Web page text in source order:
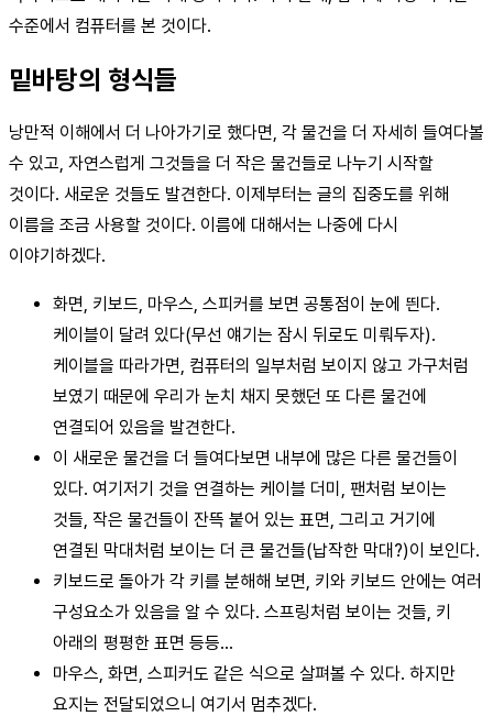
수준에서 컴퓨터를 본 것이다.
밑바탕의 형식들
낭만적 이해에서 더 나아가기로 했다면, 각 물건을 더 자세히 들여다볼
수 있고, 자연스럽게 그것들을 더 작은 물건들로 나누기 시작할
것이다. 새로운 것들도 발견한다. 이제부터는 글의 집중도를 위해
이름을 조금 사용할 것이다. 이름에 대해서는 나중에 다시
이야기하겠다.
화면, 키보드, 마우스, 스피커를 보면 공통점이 눈에 띈다.
케이블이 달려 있다(무선 얘기는 잠시 뒤로도 미뤄두자).
케이블을 따라가면, 컴퓨터의 일부처럼 보이지 않고 가구처럼
보였기 때문에 우리가 눈치 채지 못했던 또 다른 물건에
연결되어 있음을 발견한다.
이 새로운 물건을 더 들여다보면 내부에 많은 다른 물건들이
있다. 여기저기 것을 연결하는 케이블 더미, 팬처럼 보이는
것들, 작은 물건들이 잔뜩 붙어 있는 표면, 그리고 거기에
연결된 막대처럼 보이는 더 큰 물건들(납작한 막대?)이 보인다.
키보드로 돌아가 각 키를 분해해 보면, 키와 키보드 안에는 여러
구성요소가 있음을 알 수 있다. 스프링처럼 보이는 것들, 키
아래의 평평한 표면 등등…
마우스, 화면, 스피커도 같은 식으로 살펴볼 수 있다. 하지만
요지는 전달되었으니 여기서 멈추겠다.